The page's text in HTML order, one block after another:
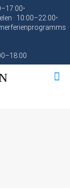
•
· 10:00–22:00•